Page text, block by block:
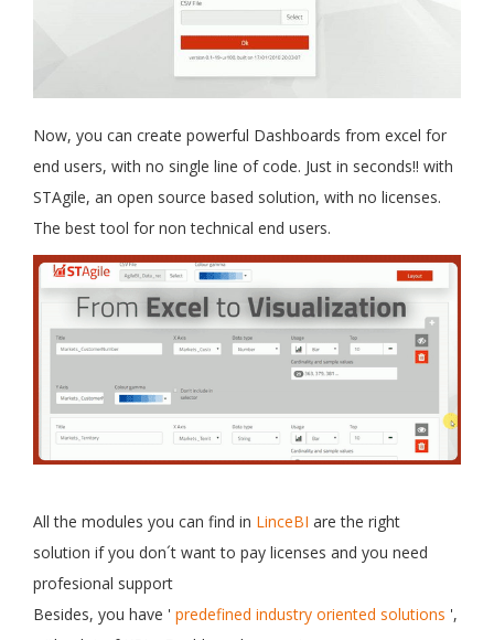
Now, you can create powerful Dashboards from excel for
end users, with no single line of code. Just in seconds!! with
STAgile, an open source based solution, with no licenses.
The best tool for non technical end users.
All the modules you can find in LinceBI are the right
solution if you don´t want to pay licenses and you need
profesional support
Besides, you have ' predefined industry oriented solutions ',